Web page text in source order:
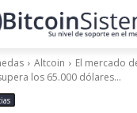
Altcoin
El mercado
los 65.000 dólares...